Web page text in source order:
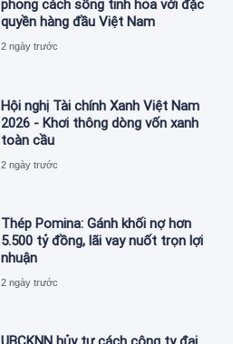
phong cách sống tinh hoa với đặc
quyền hàng đầu Việt Nam
2 ngày trước
Hội nghị Tài chính Xanh Việt Nam
2026 - Khơi thông dòng vốn xanh
toàn cầu
2 ngày trước
Thép Pomina: Gánh khối nợ hơn
5.500 tỷ đồng, lãi vay nuốt trọn lợi
nhuận
2 ngày trước